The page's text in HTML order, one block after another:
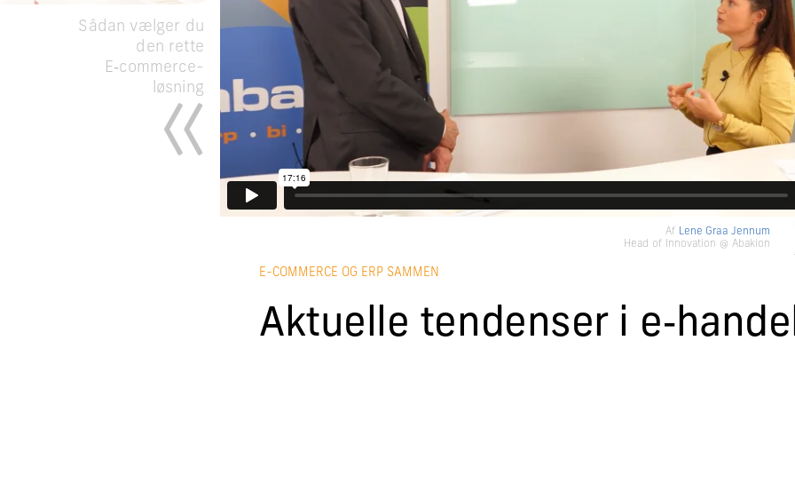
Sådan vælger du
den rette
E‑commerce-
løsning
Af Lene Graa Jennum
Head of Innovation @ Abakion
E-COMMERCE OG ERP SAMMEN
Aktuelle tendenser i